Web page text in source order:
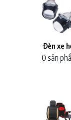
Đèn xe
0 sản